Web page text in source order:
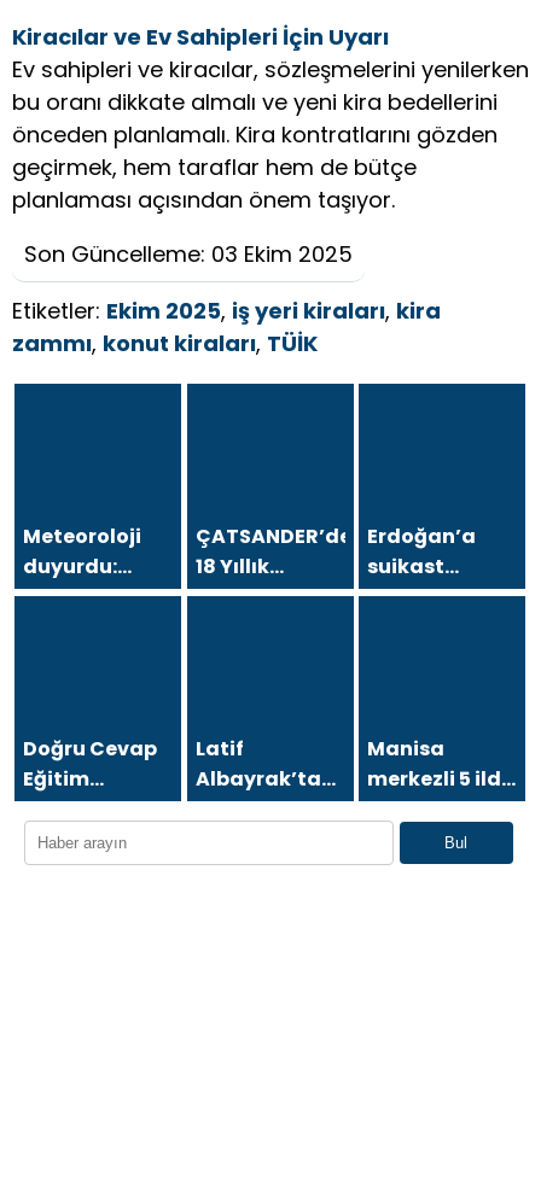
Kiracılar ve Ev Sahipleri İçin Uyarı
Ev sahipleri ve kiracılar, sözleşmelerini yenilerken
bu oranı dikkate almalı ve yeni kira bedellerini
önceden planlamalı. Kira kontratlarını gözden
geçirmek, hem taraflar hem de bütçe
planlaması açısından önem taşıyor.
Son Güncelleme: 03 Ekim 2025
Etiketler: Ekim 2025, iş yeri kiraları, kira
zammı, konut kiraları, TÜİK
Meteoroloji
duyurdu:
Kavurucu
ÇATSANDER’den
18 Yıllık
Çataltepe
Ediyor?”
Erdoğan’a
suikast
girişiminde
Doğru Cevap
Eğitim
Kurumları’ndan
Çifte Gurur:
LGS Türkiye
Latif
Albayrak’tan
Bursa Erzurum
Federasyonu
Manisa
merkezli 5 ilde
‘rüşvet’
operasyonu:
12 şüpheli
Bul